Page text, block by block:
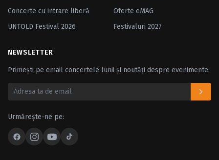
Concerte cu intrare liberă
Oferte eMAG
UNTOLD Festival 2026
Festivaluri 2027
NEWSLETTER
Primești pe email concertele lunii și noutăți despre evenimente.
Urmărește-ne pe: